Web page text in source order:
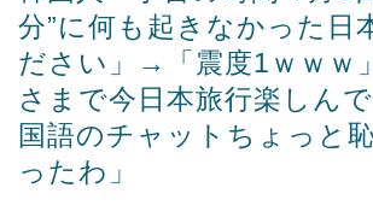
分”に何も起きなかった日
ださい」→「震度1ｗｗｗ
さまで今日本旅行楽しん
国語のチャットちょっと
ったわ」